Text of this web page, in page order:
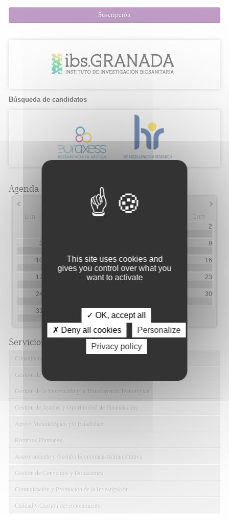
Suscripción
Búsqueda de candidatos
Agenda
Marzo 2025
Lun
Dom
2
3 9
10
1
12
13
1
14 16
17 19 20 23
24 30
31
Servicios de FIBAO
Consulta nuestras Ofertas Tecnológicas
Gestión de Ensayos Clínicos y Estudios Observacionales
Gestión de la Innovación y la Transferencia Tecnológica
Gestión de Ayudas y Oportunidad de Financiación
Apoyo Metodológico y/o Estadístico
Recursos Humanos
Asesoramiento y Gestión Económica-Administrativa
Gestión de Convenios y Donaciones
Comunicación y Promoción de la Investigación
Calidad y Gestión del conocimiento
This site uses cookies and
gives you control over what you
want to activate
✓ OK, accept all
✗ Deny all cookies
Personalize
Privacy policy